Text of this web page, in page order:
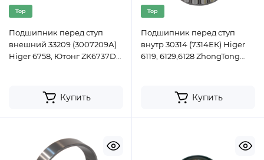
Top
Подшипник перед ступ
внешний 33209 (3007209А)
Higer 6758, Ютонг ZK6737D
Купить
Top
Подшипник перед ступ
внутр 30314 (7314ЕК) Higer
6119, 6129,6128 ZhongTong
Купить